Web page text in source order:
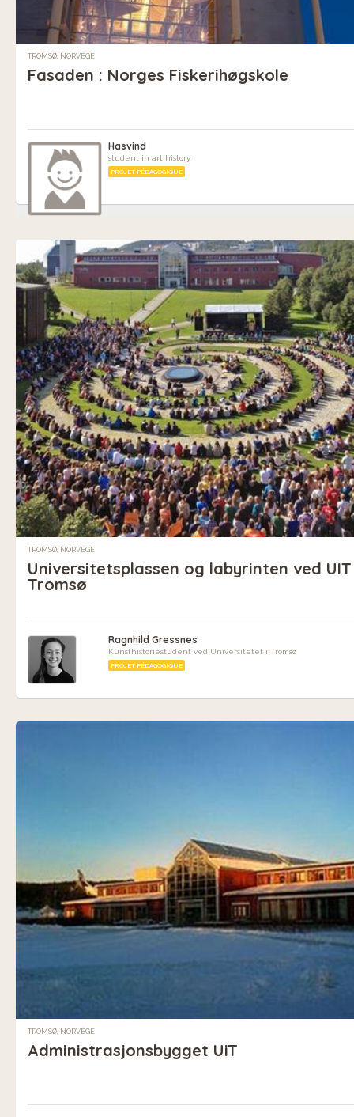
TROMSØ, NORVÈGE
Fasaden : Norges Fiskerihøgskole
Hasvind
student in art history
PROJET PÉDAGOGIQUE
TROMSØ, NORVÈGE
Universitetsplassen og labyrinten ved UIT
Tromsø
Ragnhild Gressnes
Kunsthistoriestudent ved Universitetet i Tromsø
PROJET PÉDAGOGIQUE
TROMSØ, NORVÈGE
Administrasjonsbygget UiT